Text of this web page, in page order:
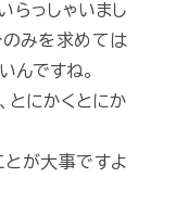
らっしゃいまし
のみを求めては
んですね。
とにかくとにか
とが大事ですよ